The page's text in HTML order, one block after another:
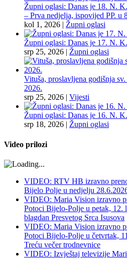
Župni oglasi: Danas je 18. N.
– Prva nedjelja, ispovijed PP. u
kol 1, 2026 | Župni oglasi
Župni oglasi: Danas je 17. N.
srp 25, 2026 | Župni oglasi
Vituša, proslavljena godišnja
2026.
srp 25, 2026 | Vijesti
Župni oglasi: Danas je 16. N.
srp 18, 2026 | Župni oglasi
Video prilozi
VIDEO: RTV HB izravno
Bijelo Polje u nedjelju
VIDEO: Maria Vision izravno
Potoci Bijelo-Polje u petak, 12.
blagdan Presvetog Srca Isusova
VIDEO: Maria Vision izravno
Potoci Bijelo-Polje u četvrtak,
Treću večer trodnevnice
VIDEO: Izvještaj televizije